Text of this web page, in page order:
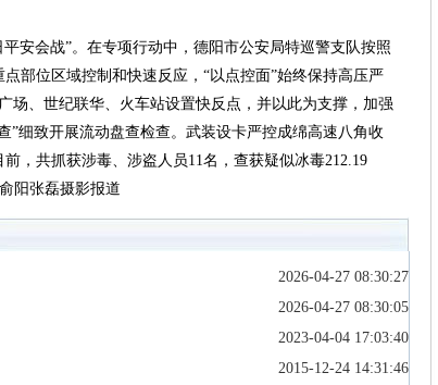
安会战”。在专项行动中，德阳市公安局特巡警支队按照
部位区域控制和快速反应，“以点控面”始终保持高压严
场、世纪联华、火车站设置快反点，并以此为支撑，加强
”细致开展流动盘查检查。武装设卡严控成绵高速八角收
，共抓获涉毒、涉盗人员11名，查获疑似冰毒212.19
阳张磊摄影报道
2026-04-27 08:30:27
2026-04-27 08:30:05
2023-04-04 17:03:40
2015-12-24 14:31:46